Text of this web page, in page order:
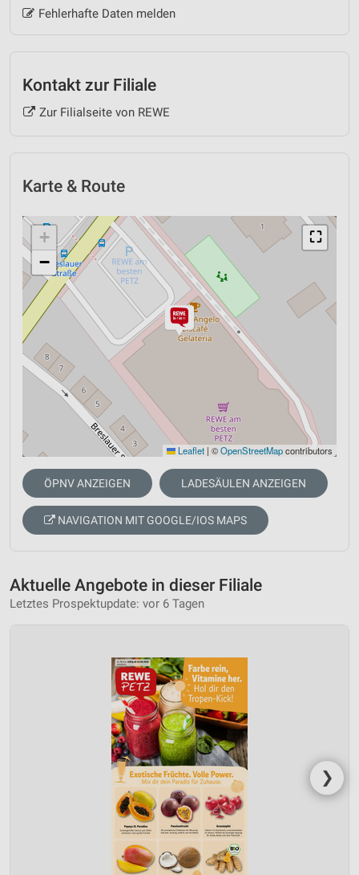
Fehlerhafte Daten melden
Kontakt zur Filiale
Zur Filialseite von REWE
Karte & Route
⛶
+
−
Leaflet | ©OpenStreetMapcontributors
ÖPNV ANZEIGEN LADESÄULEN ANZEIGEN
NAVIGATION MIT GOOGLE/IOS MAPS
Aktuelle Angebote in dieser Filiale
Letztes Prospektupdate: vor 6 Tagen
❯